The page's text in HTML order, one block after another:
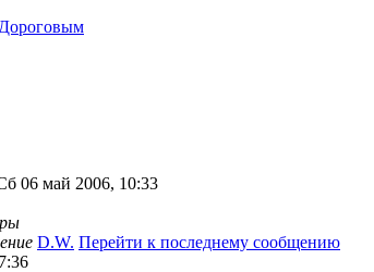
06 май 2006, 10:33
D.W. Перейти к последнему сообщению